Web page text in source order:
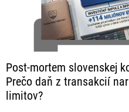
Post-mortem slovenskej
Prečo daň z transakcií
limitov?